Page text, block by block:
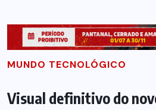
MUNDO TECNOLÓGICO
Visual definitivo do